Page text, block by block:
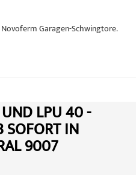
Novoferm Garagen-Schwingtore.
LPU 40 -
SOFORT IN
9007